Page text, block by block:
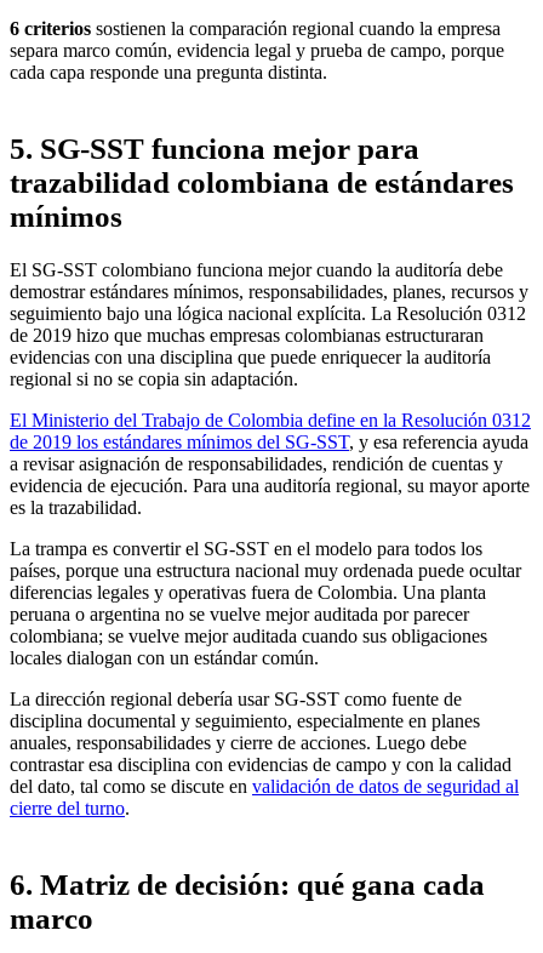
6 criterios sostienen la comparación regional cuando la empresa
separa marco común, evidencia legal y prueba de campo, porque
cada capa responde una pregunta distinta.
5. SG-SST funciona mejor para
trazabilidad colombiana de estándares
mínimos
El SG-SST colombiano funciona mejor cuando la auditoría debe
demostrar estándares mínimos, responsabilidades, planes, recursos y
seguimiento bajo una lógica nacional explícita. La Resolución 0312
de 2019 hizo que muchas empresas colombianas estructuraran
evidencias con una disciplina que puede enriquecer la auditoría
regional si no se copia sin adaptación.
El Ministerio del Trabajo de Colombia define en la Resolución 0312
de 2019 los estándares mínimos del SG-SST, y esa referencia ayuda
a revisar asignación de responsabilidades, rendición de cuentas y
evidencia de ejecución. Para una auditoría regional, su mayor aporte
es la trazabilidad.
La trampa es convertir el SG-SST en el modelo para todos los
países, porque una estructura nacional muy ordenada puede ocultar
diferencias legales y operativas fuera de Colombia. Una planta
peruana o argentina no se vuelve mejor auditada por parecer
colombiana; se vuelve mejor auditada cuando sus obligaciones
locales dialogan con un estándar común.
La dirección regional debería usar SG-SST como fuente de
disciplina documental y seguimiento, especialmente en planes
anuales, responsabilidades y cierre de acciones. Luego debe
contrastar esa disciplina con evidencias de campo y con la calidad
del dato, tal como se discute en validación de datos de seguridad al
cierre del turno.
6. Matriz de decisión: qué gana cada
marco